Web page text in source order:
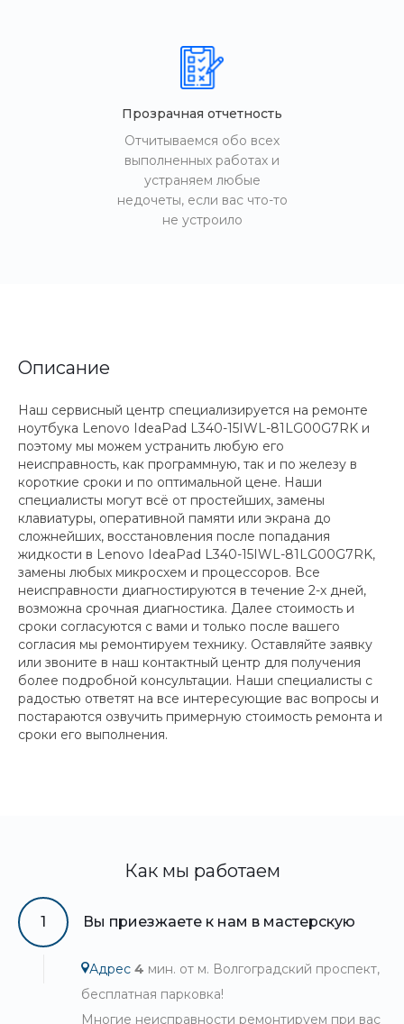
Прозрачная отчетность
Отчитываемся обо всех
выполненных работах и
устраняем любые
недочеты, если вас что-то
не устроило
Описание
Наш сервисный центр специализируется на ремонте
ноутбука Lenovo IdeaPad L340-15IWL-81LG00G7RK и
поэтому мы можем устранить любую его
неисправность, как программную, так и по железу в
короткие сроки и по оптимальной цене. Наши
специалисты могут всё от простейших, замены
клавиатуры, оперативной памяти или экрана до
сложнейших, восстановления после попадания
жидкости в Lenovo IdeaPad L340-15IWL-81LG00G7RK,
замены любых микросхем и процессоров. Все
неисправности диагностируются в течение 2-х дней,
возможна срочная диагностика. Далее стоимость и
сроки согласуются с вами и только после вашего
согласия мы ремонтируем технику. Оставляйте заявку
или звоните в наш контактный центр для получения
более подробной консультации. Наши специалисты с
радостью ответят на все интересующие вас вопросы и
постараются озвучить примерную стоимость ремонта и
сроки его выполнения.
Как мы работаем
1 Вы приезжаете к нам в мастерскую
Адрес 4 мин. от м. Волгоградский проспект,
бесплатная парковка!
Многие неисправности ремонтируем при вас